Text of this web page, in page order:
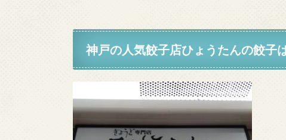
神戸の人気餃子店ひょうたんの餃子